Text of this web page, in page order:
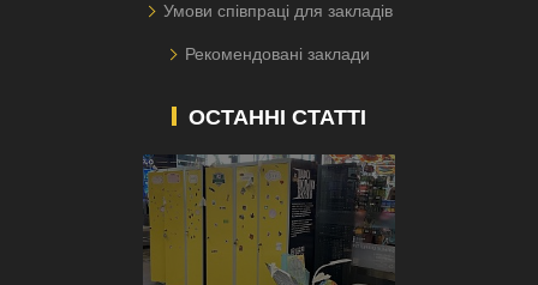
Умови співпраці для закладів
Рекомендовані заклади
ОСТАННІ СТАТТІ